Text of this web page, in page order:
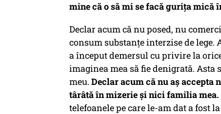
mine că o să mi se facă gurița mică
Declar acum că nu posed, nu
consum substanțe interzise de
a început demersul cu privire la
imaginea mea să fie denigrată.
meu. Declar acum că nu aș
târâtă în mizerie și nici familia mea.
telefoanele pe care le-am dat a fost